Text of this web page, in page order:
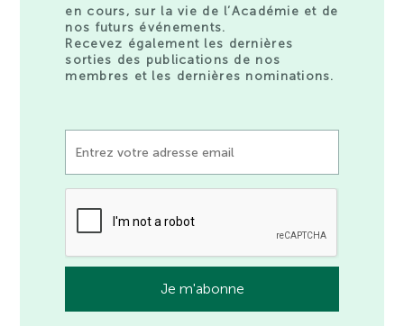
en cours, sur la vie de l’Académie et de
nos futurs événements.
Recevez également les dernières
sorties des publications de nos
membres et les dernières nominations.